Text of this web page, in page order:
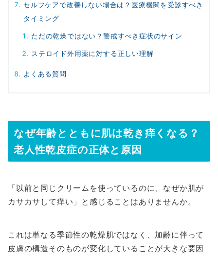
セルフケアで改善しない場合は？医療機関を受診すべき
タイミング
ただの乾燥ではない？警戒すべき症状のサイン
ステロイド外用薬に対する正しい理解
よくある質問
なぜ年齢とともに肌は乾き痒くなる？
老人性乾皮症の正体と原因
「以前と同じクリームを使っているのに、なぜか肌が
カサカサして痒い」と感じることはありませんか。
これは単なる季節性の乾燥肌ではなく、加齢に伴って
皮膚の構造そのものが変化していることが大きな要因